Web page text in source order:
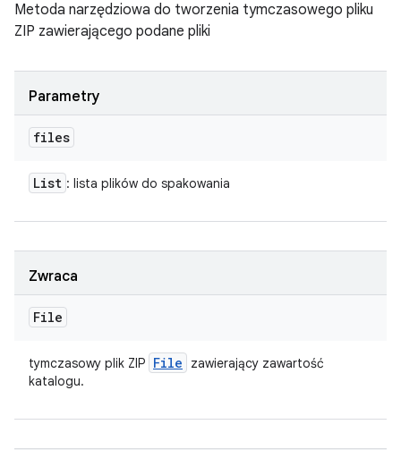
Metoda narzędziowa do tworzenia tymczasowego pliku
ZIP zawierającego podane pliki
Parametry
files
List : lista plików do spakowania
Zwraca
File
tymczasowy plik ZIP File
zawierający zawartość
katalogu.